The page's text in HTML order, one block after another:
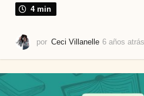
4 min
por Ceci Villanelle 6 años atrás